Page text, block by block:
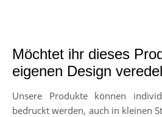
Möchtet ihr dieses
eigenen Design
Unsere Produkte können
bedruckt werden, auch in kleinen